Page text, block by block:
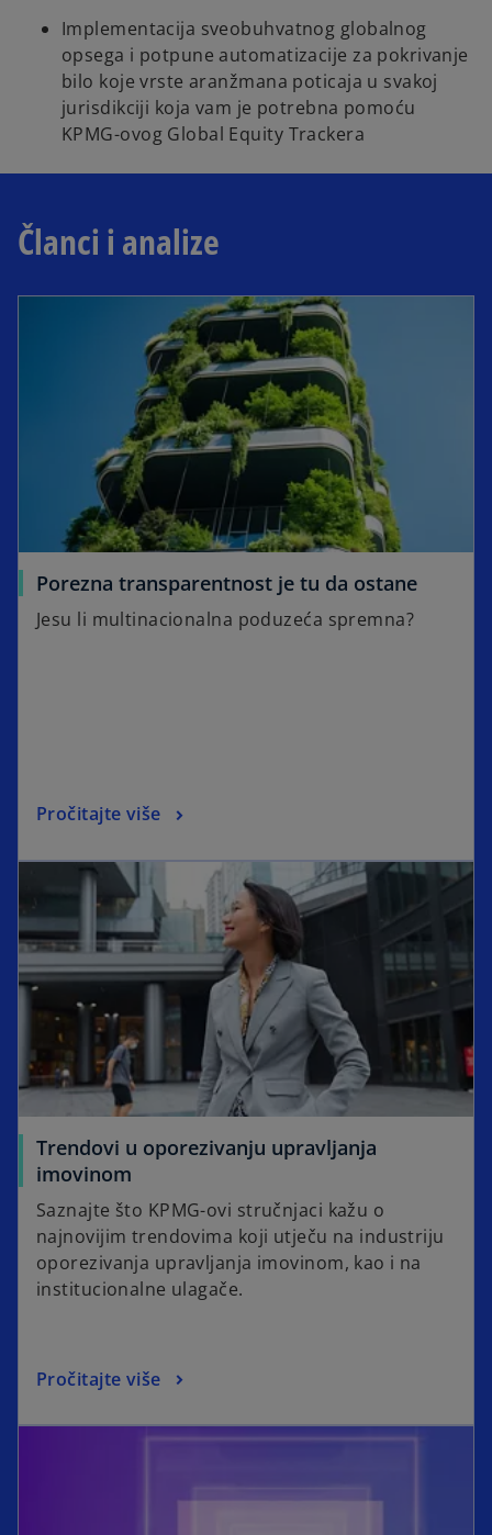
Implementacija sveobuhvatnog globalnog
opsega i potpune automatizacije za pokrivanje
bilo koje vrste aranžmana poticaja u svakoj
jurisdikciji koja vam je potrebna pomoću
KPMG-ovog Global Equity Trackera
Članci i analize
Porezna transparentnost je tu da ostane
Jesu li multinacionalna poduzeća spremna?
Pročitajte više
Trendovi u oporezivanju upravljanja
imovinom
Saznajte što KPMG-ovi stručnjaci kažu o
najnovijim trendovima koji utječu na industriju
oporezivanja upravljanja imovinom, kao i na
institucionalne ulagače.
Pročitajte više